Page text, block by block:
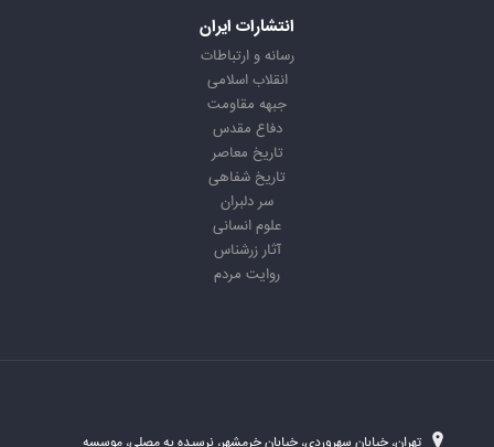
انتشارات ایران
رسانه و ارتباطات
انقلاب اسلامی
جبهه مقاومت
دفاع مقدس
تاریخ معاصر
تاریخ شفاهی
سر دلبران
علوم انسانی
آثار زرشناس
روایت مردم
تهران، خیابان سهروردی، خیابان خرمشهر، نرسیده به مصلی، موسسه